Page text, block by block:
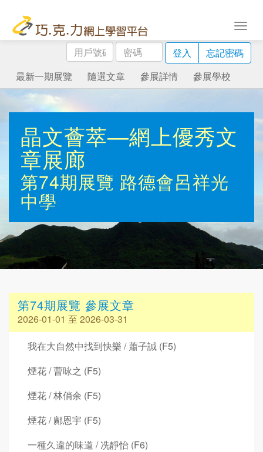
用
戶
號
碼
密
碼
登入
忘記密碼
最新一期展覽
隨選文章 參展詳情 參展學校
晶文薈萃—網上優秀文
章展廊
第74期展覽 路德會呂祥光
中學
第74期展覽 參展文章
2026-01-01 至 2026-03-31
我在大自然中找到快樂 / 蕭子誠 (F5)
煙花 / 曹咏之 (F5)
煙花 / 林俏余 (F5)
煙花 / 鄺恩宇 (F5)
一種久違的味道 / 冼靜怡 (F6)